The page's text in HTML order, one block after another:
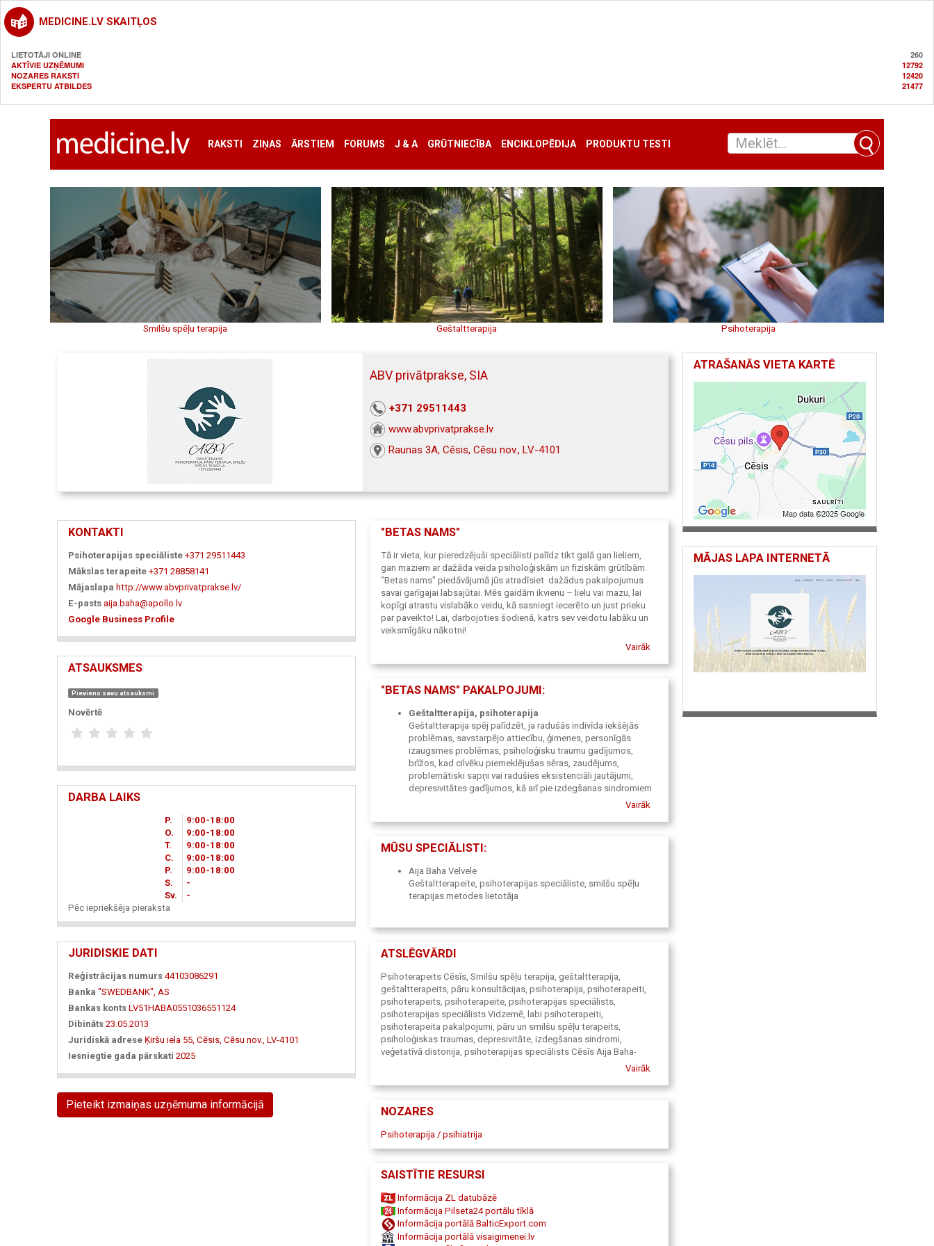
MEDICINE.LV SKAITĻOS
LIETOTĀJI ONLINE
260
AKTĪVIE UZŅĒMUMI
12792
NOZARES RAKSTI
12420
EKSPERTU ATBILDES
21477
RAKSTI ZIŅAS ĀRSTIEM FORUMS J & A GRŪTNIECĪBA ENCIKLOPĒDIJA PRODUKTU TESTI
Smilšu spēļu terapija Geštaltterapija Psihoterapija
ABV privātprakse, SIA
+371 29511443
www.abvprivatprakse.lv
Raunas 3A, Cēsis, Cēsu nov., LV-4101
KONTAKTI
Psihoterapijas speciāliste +371 29511443
Mākslas terapeite +371 28858141
Mājaslapa http://www.abvprivatprakse.lv/
E-pasts aija.baha@apollo.lv
Google Business Profile
ATSAUKSMES
Pievieno savu atsauksmi
Novērtē
DARBA LAIKS
P. 9 00-18 00
O.
9 00-18 00
T.
9 00-18 00
C.
9 00-18 00
P.
9 00-18 00
S.
-
Sv.
-
Pēc iepriekšēja pieraksta
JURIDISKIE DATI
Reģistrācijas numurs 44103086291
Banka "SWEDBANK", AS
Bankas konts LV51HABA0551036551124
Dibināts 23.05.2013
Juridiskā adrese Ķiršu iela 55, Cēsis, Cēsu nov., LV-4101
Iesniegtie gada pārskati 2025
Pieteikt izmaiņas uzņēmuma informācijā
"BETAS NAMS"
Tā ir vieta, kur pieredzējuši speciālisti palīdz tikt galā gan lieliem,
gan maziem ar dažāda veida psiholoģiskām un fiziskām grūtībām.
"Betas nams" piedāvājumā jūs atradīsiet dažādus pakalpojumus
savai garīgajai labsajūtai. Mēs gaidām ikvienu – lielu vai mazu, lai
kopīgi atrastu vislabāko veidu, kā sasniegt iecerēto un just prieku
par paveikto! Lai, darbojoties šodienā, katrs sev veidotu labāku un
veiksmīgāku nākotni!
Vairāk
"BETAS NAMS" PAKALPOJUMI:
Geštaltterapija, psihoterapija
Geštaltterapija spēj palīdzēt, ja radušās indivīda iekšējās
problēmas, savstarpējo attiecību, ģimenes, personīgās
izaugsmes problēmas, psiholoģisku traumu gadījumos,
brīžos, kad cilvēku piemeklējušas sēras, zaudējums,
problemātiski sapņi vai radušies eksistenciāli jautājumi,
depresivitātes gadījumos, kā arī pie izdegšanas sindromiem
vai veģetatīvās distonijas un dažādos citos gadījumos.
Bērnībā katrs noteikti ir spēlējies smiltīs pie jūras, upes vai
Smiltīm, pielejot ūdeni, tās var mīcīt, veidot smilšu kūkas,
sausas un siltas, vēsas un mitras smiltis, kas aicināt aicina
darboties ar tām. Atmiņu kamols glabā izjūtas kopā ar
agrākiem sapņiem, vientulību vai prieku...
Vairāk
MŪSU SPECIĀLISTI:
Aija Baha Velvele
Geštaltterapeite, psihoterapijas speciāliste, smilšu spēļu
terapijas metodes lietotāja
ATSLĒGVĀRDI
Psihoterapeits Cēsīs, Smilšu spēļu terapija, geštaltterapija,
geštaltterapeits, pāru konsultācijas, psihoterapija, psihoterapeiti,
psihoterapeits, psihoterapeite, psihoterapijas speciālists,
psihoterapijas speciālists Vidzemē, labi psihoterapeiti,
psihoterapeita pakalpojumi, pāru un smilšu spēļu terapeits,
psiholoģiskas traumas, depresivitāte, izdegšanas sindromi,
veģetatīvā distonija, psihoterapijas speciālists Cēsīs Aija Baha-
Velvele, kinezioloģiskā teipošana, stājas traucējumu profilakse,
vingrojumu apmācība
Vairāk
NOZARES
Psihoterapija / psihiatrija
SAISTĪTIE RESURSI
Informācija ZL datubāzē
Informācija Pilseta24 portālu tīklā
Informācija portālā BalticExport.com
Informācija portālā visaigimenei.lv
ATRAŠANĀS VIETA KARTĒ
MĀJAS LAPA INTERNETĀ